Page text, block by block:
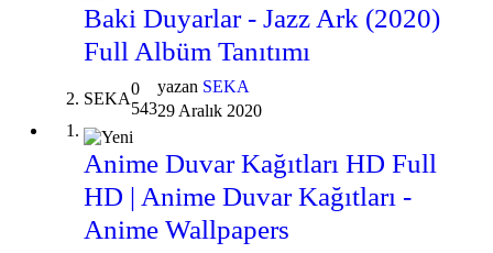
Baki Duyarlar - Jazz Ark (2020)
Full Albüm Tanıtımı
SEKA
0
543
yazan SEKA
29 Aralık 2020
Anime Duvar Kağıtları HD Full
HD | Anime Duvar Kağıtları -
Anime Wallpapers